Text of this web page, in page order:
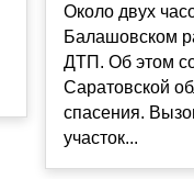
Около двух
Балашовском
ДТП. Об этом
Саратовской
спасения.
участок...